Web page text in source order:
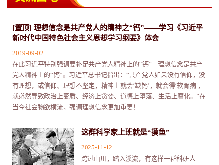
[置顶] 理想信念是共产党人的精神之“钙”——学习《习近平
新时代中国特色社会主义思想学习纲要》体会
2019-09-02
在此习近平特别强调要补足共产党人精神上的“钙”！理想信念是共产
党人精神上的“钙”。习近平总书记指出：“共产党人如果没有信仰，没
有理想，或信仰、理想不坚定，精神上就会‘缺钙’，就会得‘软骨病’，
就必然导致政治上变质、经济上贪婪、道德上堕落、生活上腐化。”在
当今社会物欲横流，强调理想信念更加重要！
这群科学家上班就是“摸鱼”
2025-11-12
跨过山川，踏入溪流，有这样一群科研人